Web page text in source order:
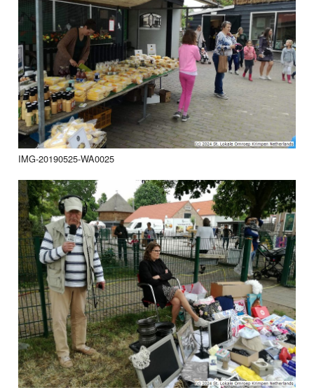
IMG-20190525-WA0025